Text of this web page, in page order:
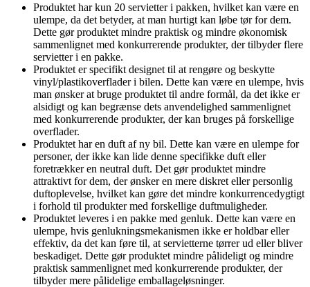
Produktet har kun 20 servietter i pakken, hvilket kan være en
ulempe, da det betyder, at man hurtigt kan løbe tør for dem.
Dette gør produktet mindre praktisk og mindre økonomisk
sammenlignet med konkurrerende produkter, der tilbyder flere
servietter i en pakke.
Produktet er specifikt designet til at rengøre og beskytte
vinyl/plastikoverflader i bilen. Dette kan være en ulempe, hvis
man ønsker at bruge produktet til andre formål, da det ikke er
alsidigt og kan begrænse dets anvendelighed sammenlignet
med konkurrerende produkter, der kan bruges på forskellige
overflader.
Produktet har en duft af ny bil. Dette kan være en ulempe for
personer, der ikke kan lide denne specifikke duft eller
foretrækker en neutral duft. Det gør produktet mindre
attraktivt for dem, der ønsker en mere diskret eller personlig
duftoplevelse, hvilket kan gøre det mindre konkurrencedygtigt
i forhold til produkter med forskellige duftmuligheder.
Produktet leveres i en pakke med genluk. Dette kan være en
ulempe, hvis genlukningsmekanismen ikke er holdbar eller
effektiv, da det kan føre til, at servietterne tørrer ud eller bliver
beskadiget. Dette gør produktet mindre pålideligt og mindre
praktisk sammenlignet med konkurrerende produkter, der
tilbyder mere pålidelige emballageløsninger.